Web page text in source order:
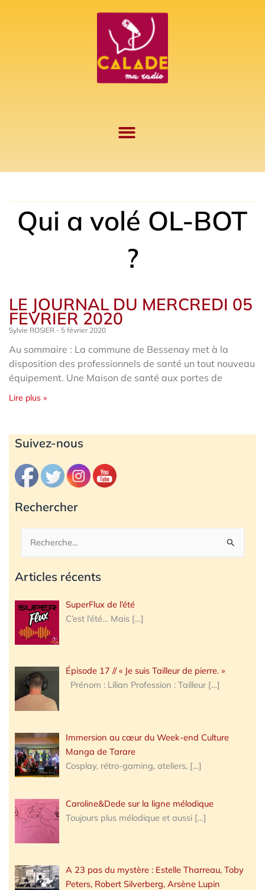
Qui a volé OL-BOT
?
LE JOURNAL DU MERCREDI 05
FEVRIER 2020
Sylvie ROSIER 5 février 2020
Au sommaire : La commune de Bessenay met à la
disposition des professionnels de santé un tout nouveau
équipement. Une Maison de santé aux portes de
Lire plus »
Suivez-nous
Rechercher
Rechercher :
Articles récents
SuperFlux de l’été
C’est l’été… Mais […]
Épisode 17 // « Je suis Tailleur de pierre. »
Prénom : Lilian Profession : Tailleur […]
Immersion au cœur du Week-end Culture
Manga de Tarare
Cosplay, rétro-gaming, ateliers, […]
Caroline&Dede sur la ligne mélodique
Toujours plus mélodique et aussi […]
A 23 pas du mystère : Estelle Tharreau, Toby
Peters, Robert Silverberg, Arsène Lupin
Archives